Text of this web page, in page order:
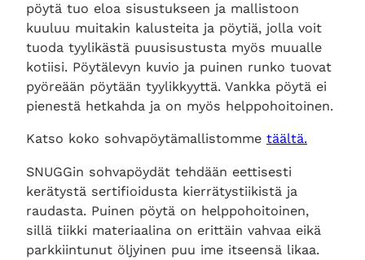
pöytä tuo eloa sisustukseen ja mallistoon
kuuluu muitakin kalusteita ja pöytiä, jolla voit
tuoda tyylikästä puusisustusta myös muualle
kotiisi. Pöytälevyn kuvio ja puinen runko tuovat
pyöreään pöytään tyylikkyyttä. Vankka pöytä ei
pienestä hetkahda ja on myös helppohoitoinen.
Katso koko sohvapöytämallistomme täältä.
SNUGGin sohvapöydät tehdään eettisesti
kerätystä sertifioidusta kierrätystiikistä ja
raudasta. Puinen pöytä on helppohoitoinen,
sillä tiikki materiaalina on erittäin vahvaa eikä
parkkiintunut öljyinen puu ime itseensä likaa.